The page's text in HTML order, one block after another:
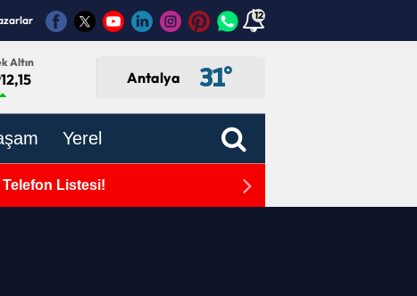
12
Altın
Antalya 31°
Yerel
Telefon Listesi! Antalya Büyükşehir